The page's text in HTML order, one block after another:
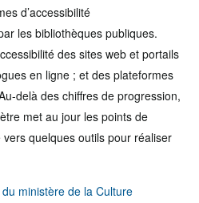
d’accessibilité
les bibliothèques publiques.
des sites web et portails
en ligne ; et des plateformes
delà des chiffres de progression,
met au jour les points de
quelques outils pour réaliser
ministère de la Culture